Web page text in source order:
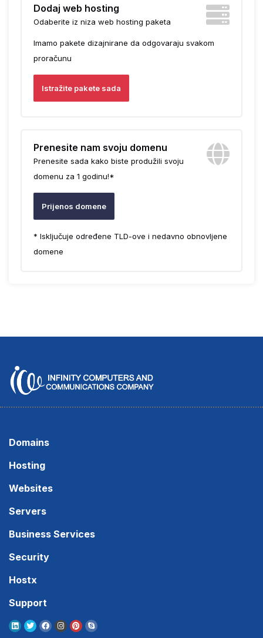
Dodaj web hosting
Odaberite iz niza web hosting paketa
Imamo pakete dizajnirane da odgovaraju svakom
proračunu
Istražite pakete sada
Prenesite nam svoju domenu
Prenesite sada kako biste produžili svoju
domenu za 1 godinu!*
Prijenos domene
* Isključuje određene TLD-ove i nedavno obnovljene
domene
Domains
Hosting
Websites
Servers
Business Services
Security
Hostx
Support